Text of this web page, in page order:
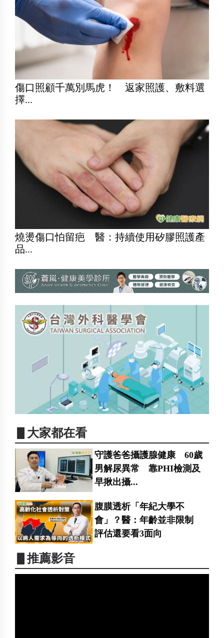
傷口照顧千萬別馬虎！ 返家照護、敷料選
擇...
燒燙傷口怕留疤 醫：持續使用矽膠照護產
品...
▋大家都在看
守護爸爸攝護腺健康 60歲
男解尿異常 靠PHI檢測及
早揪出攝...
腹膜透析「年紀大學不
會」？醫：年齡並非限制
評估還要看3面向
▋推薦影音